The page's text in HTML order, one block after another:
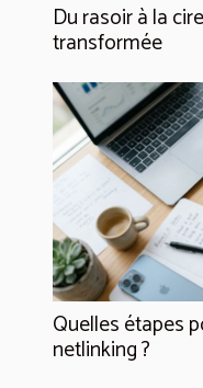
Du rasoir à la
transformée
Quelles étapes
netlinking ?